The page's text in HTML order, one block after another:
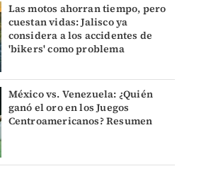
Las motos ahorran tiempo, pero
cuestan vidas: Jalisco ya
considera a los accidentes de
'bikers' como problema
México vs. Venezuela: ¿Quién
ganó el oro en los Juegos
Centroamericanos? Resumen